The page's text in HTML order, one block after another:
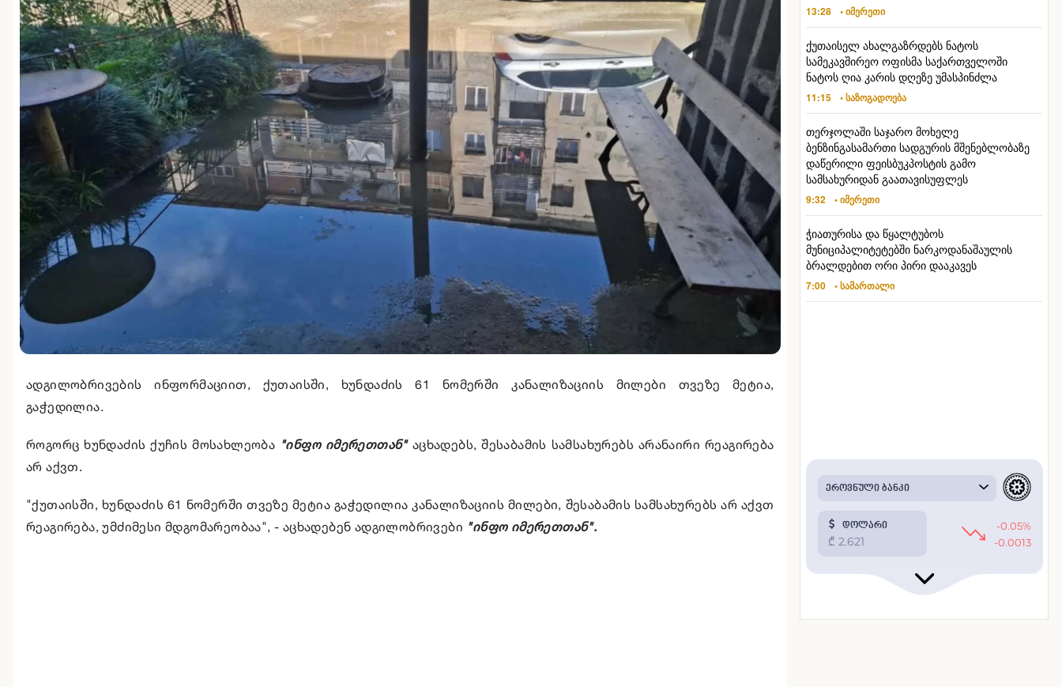
ადგილობრივების ინფორმაციით, ქუთაისში, ხუნდაძის 61 ნომერში კანალიზაციის მილები თვეზე მეტია,
გაჭედილია.
როგორც ხუნდაძის ქუჩის მოსახლეობა "ინფო იმერეთთან"აცხადებს, შესაბამის სამსახურებს არანაირი რეაგირება
არ აქვთ.
"ქუთაისში, ხუნდაძის 61 ნომერში თვეზე მეტია გაჭედილია კანალიზაციის მილები, შესაბამის სამსახურებს არ აქვთ
რეაგირება, უმძიმესი მდგომარეობაა", - აცხადებენ ადგილობრივები "ინფო იმერეთთან".
13:28 • იმერეთი
ქუთაისელ ახალგაზრდებს ნატოს
სამეკავშირეო ოფისმა საქართველოში
ნატოს ღია კარის დღეზე უმასპინძლა
11:15 • საზოგადოება
თერჯოლაში საჯარო მოხელე
ბენზინგასამართი სადგურის მშენებლობაზე
დაწერილი ფეისბუკპოსტის გამო
სამსახურიდან გაათავისუფლეს
9:32 • იმერეთი
ჭიათურისა და წყალტუბოს
მუნიციპალიტეტებში ნარკოდანაშაულის
ბრალდებით ორი პირი დააკავეს
7:00 • სამართალი